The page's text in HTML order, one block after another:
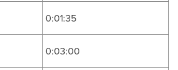
0:01:35
0:03:00